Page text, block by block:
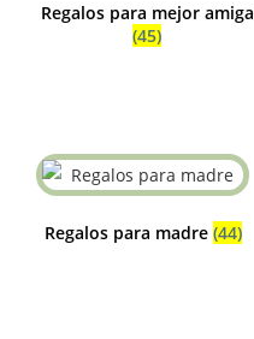
Regalos para mejor amiga
(45)
Regalos para madre (44)